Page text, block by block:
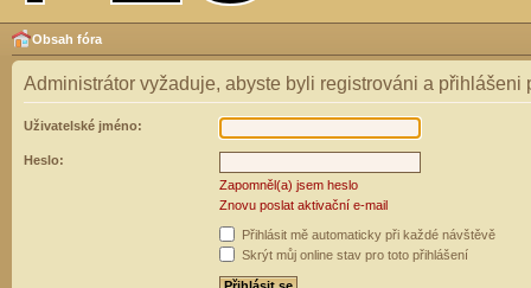
Obsah fóra
Administrátor vyžaduje, abyste byli registrováni a přihlášeni
Uživatelské jméno:
Heslo:
Zapomněl(a) jsem heslo
Znovu poslat aktivační e-mail
Přihlásit mě automaticky při každé návštěvě
Skrýt můj online stav pro toto přihlášení